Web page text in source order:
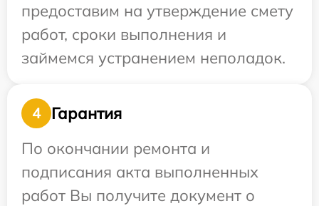
предоставим на утверждение смету
работ, сроки выполнения и
займемся устранением неполадок.
4
Гарантия
По окончании ремонта и
подписания акта выполненных
работ Вы получите документ о